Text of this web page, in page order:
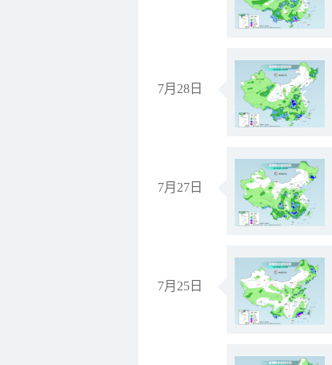
7月28日
7月27日
7月25日